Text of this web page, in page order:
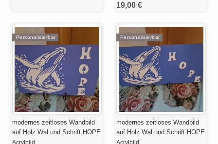
19,00 €
Personalisierbar
modernes zeitloses Wandbild
auf Holz Wal und Schrift HOPE
Acrylbild
Personalisierbar
modernes zeitloses Wandbild
auf Holz Wal und Schrift HOPE
Acrylbild